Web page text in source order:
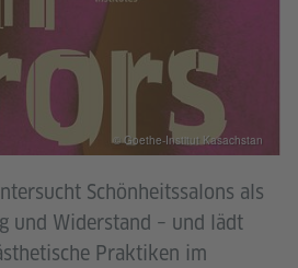
Schönheitssalons als
und Widerstand – und lädt
Praktiken im
© Goethe-Institut Kasachstan